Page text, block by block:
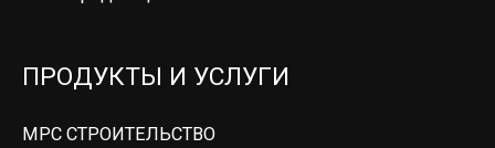
ПРОДУКТЫ И УСЛУГИ
МРС СТРОИТЕЛЬСТВО